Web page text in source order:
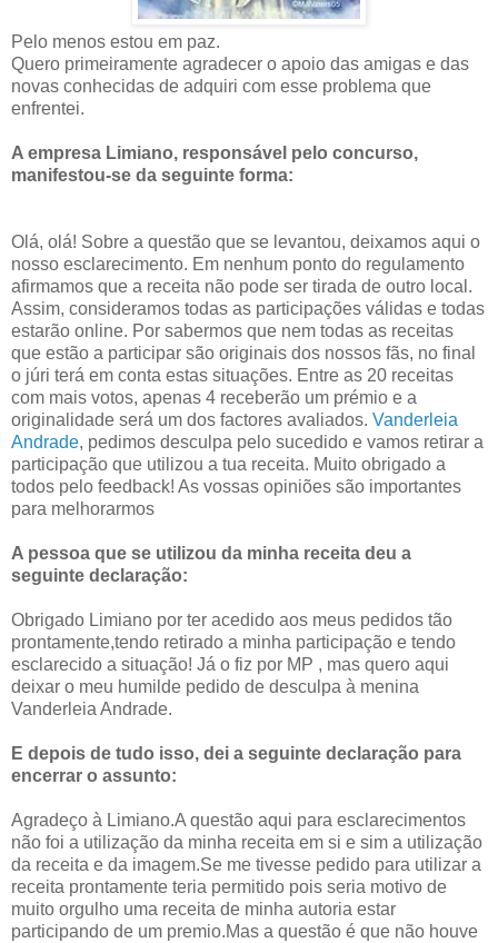
Pelo menos estou em paz.
Quero primeiramente agradecer o apoio das amigas e das
novas conhecidas de adquiri com esse problema que
enfrentei.
A empresa Limiano, responsável pelo concurso,
manifestou-se da seguinte forma:
Olá, olá! Sobre a questão que se levantou, deixamos aqui o
nosso esclarecimento. Em nenhum ponto do regulamento
afirmamos que a receita não pode ser tirada de outro local.
Assim, consideramos todas as participações válidas e todas
estarão online. Por sabermos que nem todas as receitas
que estão a participar são originais dos nossos fãs, no final
o júri terá em conta estas situações. Entre as 20 receitas
com mais votos, apenas 4 receberão um prémio e a
originalidade será um dos factores avaliados. Vanderleia
Andrade, pedimos desculpa pelo sucedido e vamos retirar a
participação que utilizou a tua receita. Muito obrigado a
todos pelo feedback! As vossas opiniões são importantes
para melhorarmos
A pessoa que se utilizou da minha receita deu a
seguinte declaração:
Obrigado Limiano por ter acedido aos meus pedidos tão
prontamente,tendo retirado a minha participação e tendo
esclarecido a situação! Já o fiz por MP , mas quero aqui
deixar o meu humilde pedido de desculpa à menina
Vanderleia Andrade.
E depois de tudo isso, dei a seguinte declaração para
encerrar o assunto:
Agradeço à Limiano.A questão aqui para esclarecimentos
não foi a utilização da minha receita em si e sim a utilização
da receita e da imagem.Se me tivesse pedido para utilizar a
receita prontamente teria permitido pois seria motivo de
muito orgulho uma receita de minha autoria estar
participando de um premio.Mas a questão é que não houve